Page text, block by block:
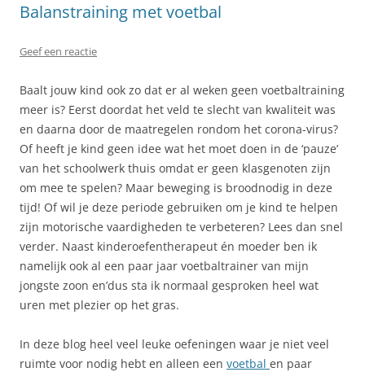
Balanstraining met voetbal
Geef een reactie
Baalt jouw kind ook zo dat er al weken geen voetbaltraining
meer is? Eerst doordat het veld te slecht van kwaliteit was
en daarna door de maatregelen rondom het corona-virus?
Of heeft je kind geen idee wat het moet doen in de ‘pauze’
van het schoolwerk thuis omdat er geen klasgenoten zijn
om mee te spelen? Maar beweging is broodnodig in deze
tijd! Of wil je deze periode gebruiken om je kind te helpen
zijn motorische vaardigheden te verbeteren? Lees dan snel
verder. Naast kinderoefentherapeut én moeder ben ik
namelijk ook al een paar jaar voetbaltrainer van mijn
jongste zoon en’dus sta ik normaal gesproken heel wat
uren met plezier op het gras.
In deze blog heel veel leuke oefeningen waar je niet veel
ruimte voor nodig hebt en alleen een voetbal en paar